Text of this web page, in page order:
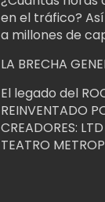
en el tráfico?
a millones de
LA BRECHA
El legado del
REINVENTADO
CREADORES:
TEATRO